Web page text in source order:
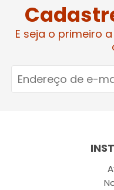
E seja o primeiro